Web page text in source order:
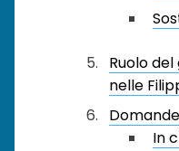
Ruolo del
nelle
In